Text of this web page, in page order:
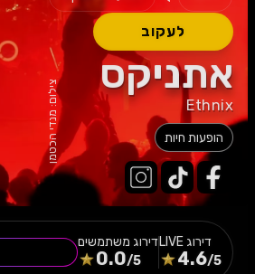
צילום: מנדי הכטמן
לעקוב
אתניקס
Ethnix
הופעות חיות
דירוג
4.6/5
דירוג משתמשים
0.0/5